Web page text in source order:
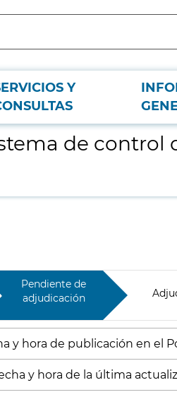
Y
de control
Pendiente de
adjudicación
y hora de publicación en el
y hora de la última